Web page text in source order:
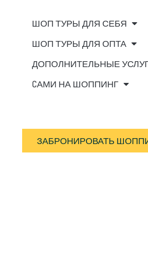
ШОП ТУРЫ ДЛЯ СЕБЯ
ШОП ТУРЫ ДЛЯ ОПТА
ДОПОЛНИТЕЛЬНЫЕ
CАМИ НА ШОППИНГ
ЗАБРОНИРОВАТЬ